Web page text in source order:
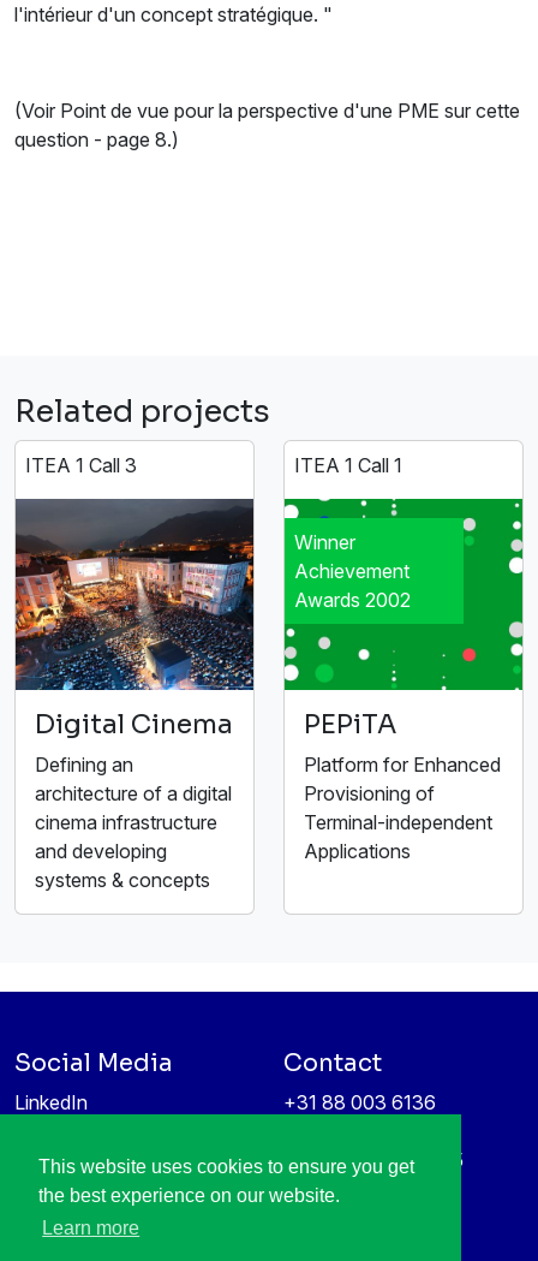
This website uses cookies to ensure you get
the best experience on our website.
Learn more
l'intérieur d'un concept stratégique. "
(Voir Point de vue pour la perspective d'une PME sur cette
question - page 8.)
Related projects
ITEA 1 Call 3
Digital Cinema
Defining an
architecture of a digital
cinema infrastructure
and developing
systems & concepts
ITEA 1 Call 1
Winner
Achievement
Awards 2002
PEPiTA
Platform for Enhanced
Provisioning of
Terminal-independent
Applications
Social Media
LinkedIn
Information protection &
privacy policy
Contact
+31 88 003 6136
High Tech Campus 5
5656 AE Eindhoven